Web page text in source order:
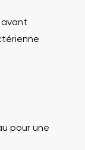
pour une